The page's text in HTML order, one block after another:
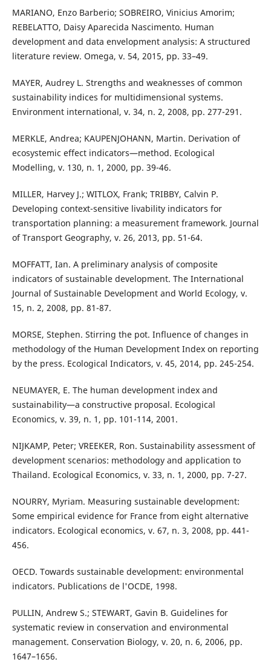
MARIANO, Enzo Barberio; SOBREIRO, Vinicius Amorim;
REBELATTO, Daisy Aparecida Nascimento. Human
development and data envelopment analysis: A structured
literature review. Omega, v. 54, 2015, pp. 33–49.
MAYER, Audrey L. Strengths and weaknesses of common
sustainability indices for multidimensional systems.
Environment international, v. 34, n. 2, 2008, pp. 277-291.
MERKLE, Andrea; KAUPENJOHANN, Martin. Derivation of
ecosystemic effect indicators—method. Ecological
Modelling, v. 130, n. 1, 2000, pp. 39-46.
MILLER, Harvey J.; WITLOX, Frank; TRIBBY, Calvin P.
Developing context-sensitive livability indicators for
transportation planning: a measurement framework. Journal
of Transport Geography, v. 26, 2013, pp. 51-64.
MOFFATT, Ian. A preliminary analysis of composite
indicators of sustainable development. The International
Journal of Sustainable Development and World Ecology, v.
15, n. 2, 2008, pp. 81-87.
MORSE, Stephen. Stirring the pot. Influence of changes in
methodology of the Human Development Index on reporting
by the press. Ecological Indicators, v. 45, 2014, pp. 245-254.
NEUMAYER, E. The human development index and
sustainability—a constructive proposal. Ecological
Economics, v. 39, n. 1, pp. 101-114, 2001.
NIJKAMP, Peter; VREEKER, Ron. Sustainability assessment of
development scenarios: methodology and application to
Thailand. Ecological Economics, v. 33, n. 1, 2000, pp. 7-27.
NOURRY, Myriam. Measuring sustainable development:
Some empirical evidence for France from eight alternative
indicators. Ecological economics, v. 67, n. 3, 2008, pp. 441-
456.
OECD. Towards sustainable development: environmental
indicators. Publications de l'OCDE, 1998.
PULLIN, Andrew S.; STEWART, Gavin B. Guidelines for
systematic review in conservation and environmental
management. Conservation Biology, v. 20, n. 6, 2006, pp.
1647–1656.